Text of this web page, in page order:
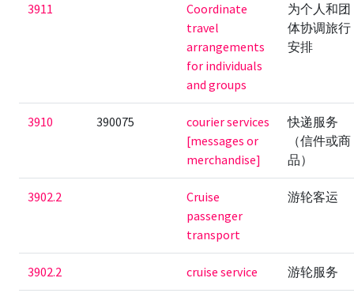
3911
Coordinate
travel
arrangements
for individuals
and groups
为个人和团
体协调旅行
安排
3910 390075
courier services
[messages or
merchandise]
快递服务
（信件或商
品）
3902.2
Cruise
passenger
transport
游轮客运
3902.2 cruise service 游轮服务